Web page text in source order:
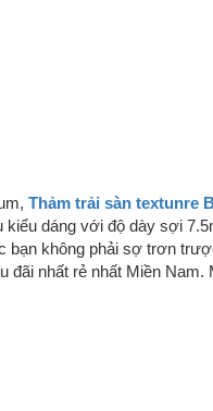
Thảm trải sàn textunre
dáng với độ dày sợi
không phải sợ trơn
nhất rẻ nhất Miền Nam.